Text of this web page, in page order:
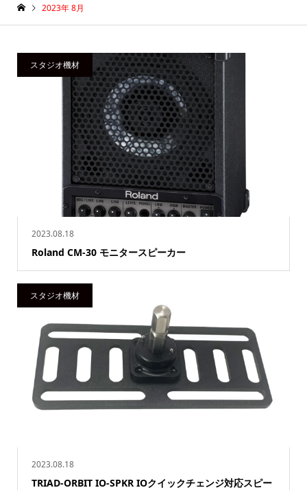
2023年 8月
2023.08.18
Roland CM-30 モニタースピーカー
スタジオ機材
2023.08.18
TRIAD-ORBIT IO-SPKR IOクイックチェンジ対応スピー
スタジオ機材